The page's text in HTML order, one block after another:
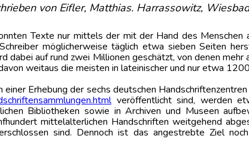
von Eifler, Matthias. Harrassowitz,
Texte nur mittels der mit der Hand des Menschen
möglicherweise täglich etwa sieben Seiten
auf rund zwei Millionen geschätzt, von denen mehr
weitaus die meisten in lateinischer und nur etwa
Erhebung der sechs deutschen
veröffentlicht sind, werden
Bibliotheken sowie in Archiven und Museen
mittelalterlichen Handschriften weitgehend
sind. Dennoch ist das angestrebte Ziel